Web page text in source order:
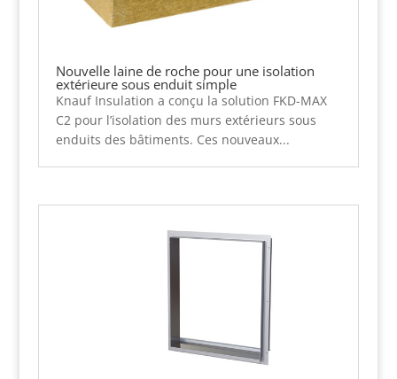
Nouvelle laine de roche pour une isolation
extérieure sous enduit simple
Knauf Insulation a conçu la solution FKD-MAX
C2 pour l’isolation des murs extérieurs sous
enduits des bâtiments. Ces nouveaux...